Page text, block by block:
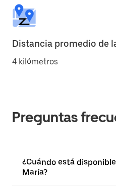
Distancia promedio de
4 kilómetros
Preguntas
¿Cuándo está
María?